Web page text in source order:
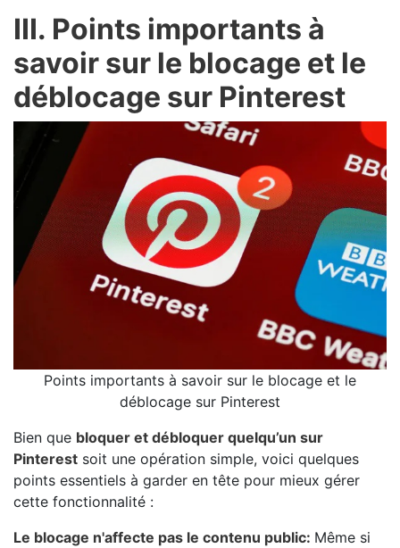
III. Points importants à
savoir sur le blocage et le
déblocage sur Pinterest
Points importants à savoir sur le blocage et le
déblocage sur Pinterest
Bien que bloquer et débloquer quelqu’un sur
Pinterest soit une opération simple, voici quelques
points essentiels à garder en tête pour mieux gérer
cette fonctionnalité :
Le blocage n'affecte pas le contenu public: Même si